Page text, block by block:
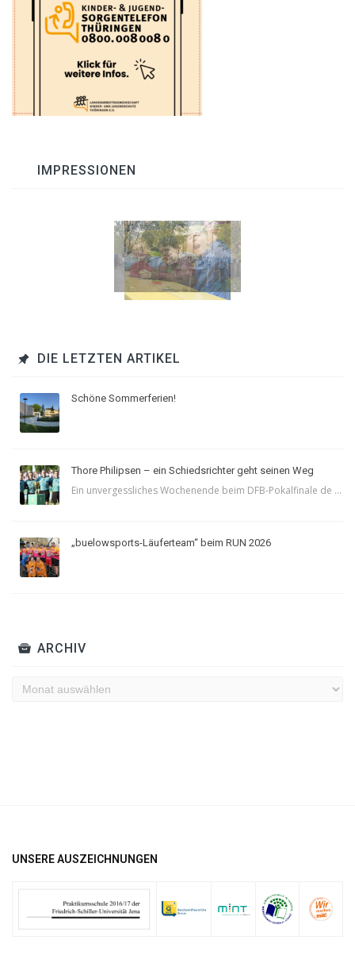
IMPRESSIONEN
DIE LETZTEN ARTIKEL
Schöne Sommerferien!
Thore Philipsen – ein Schiedsrichter geht seinen Weg
Ein unvergessliches Wochenende beim DFB-Pokalfinale de ...
„buelowsports-Läuferteam“ beim RUN 2026
ARCHIV
Archiv
UNSERE AUSZEICHNUNGEN